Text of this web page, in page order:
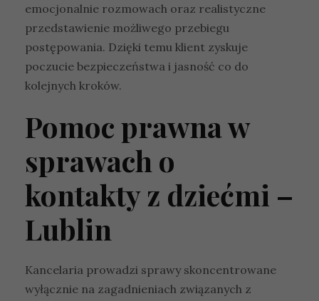
emocjonalnie rozmowach oraz realistyczne
przedstawienie możliwego przebiegu
postępowania. Dzięki temu klient zyskuje
poczucie bezpieczeństwa i jasność co do
kolejnych kroków.
Pomoc prawna w
sprawach o
kontakty z dziećmi –
Lublin
Kancelaria prowadzi sprawy skoncentrowane
wyłącznie na zagadnieniach związanych z